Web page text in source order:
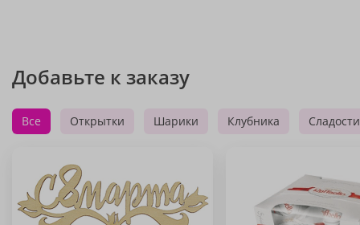
Добавьте к заказу
Все Открытки Шарики Клубника Сладости